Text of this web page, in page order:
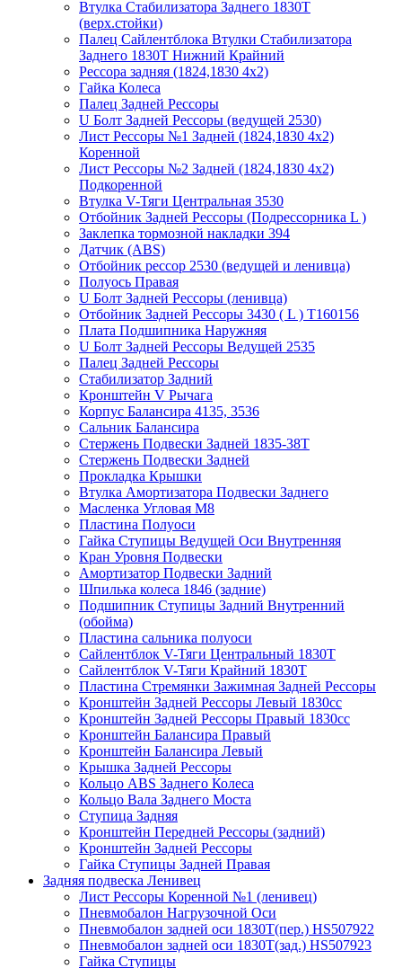
Втулка Стабилизатора Заднего 1830T
(верх.стойки)
Палец Сайлентблока Втулки Стабилизатора
Заднего 1830Т Нижний Крайний
Рессора задняя (1824,1830 4х2)
Гайка Колеса
Палец Задней Рессоры
U Болт Задней Рессоры (ведущей 2530)
Лист Рессоры №1 Задней (1824,1830 4х2)
Коренной
Лист Рессоры №2 Задней (1824,1830 4х2)
Подкоренной
Втулка V-Тяги Центральная 3530
Отбойник Задней Рессоры (Подрессорника L )
Заклепка тормозной накладки 394
Датчик (ABS)
Отбойник рессор 2530 (ведущей и ленивца)
Полуось Правая
U Болт Задней Рессоры (ленивца)
Отбойник Задней Рессоры 3430 ( L ) T160156
Плата Подшипника Наружняя
U Болт Задней Рессоры Ведущей 2535
Палец Задней Рессоры
Стабилизатор Задний
Кронштейн V Рычага
Корпус Балансира 4135, 3536
Сальник Балансира
Стержень Подвески Задней 1835-38Т
Стержень Подвески Задней
Прокладка Крышки
Втулка Амортизатора Подвески Заднего
Масленка Угловая M8
Пластина Полуоси
Гайка Ступицы Ведущей Оси Внутренняя
Кран Уровня Подвески
Амортизатор Подвески Задний
Шпилька колеса 1846 (задние)
Подшипник Ступицы Задний Внутренний
(обойма)
Пластина сальника полуоси
Сайлентблок V-Тяги Центральный 1830Т
Сайлентблок V-Тяги Крайний 1830Т
Пластина Стремянки Зажимная Задней Рессоры
Кронштейн Задней Рессоры Левый 1830сс
Кронштейн Задней Рессоры Правый 1830сс
Кронштейн Балансира Правый
Кронштейн Балансира Левый
Крышка Задней Рессоры
Кольцо ABS Заднего Колеса
Кольцо Вала Заднего Моста
Ступица Задняя
Кронштейн Передней Рессоры (задний)
Кронштейн Задней Рессоры
Гайка Ступицы Задней Правая
Задняя подвеска Ленивец
Лист Рессоры Коренной №1 (ленивец)
Пневмобалон Нагрузочной Оси
Пневмобалон задней оси 1830Т(пер.) HS507922
Пневмобалон задней оси 1830Т(зад.) HS507923
Гайка Ступицы